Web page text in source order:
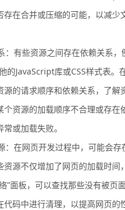
存在合并或压缩的可能，以减少
：有些资源之间存在依赖关系，
的JavaScript库或CSS样式表。
源的请求顺序和依赖关系，了解
个资源的加载顺序不合理或存在
或加载失败。
：在网页开发过程中，可能会存
资源不仅增加了网页的加载时间
”面板，可以查找那些没有被页
代码中进行清理，以提高网页的